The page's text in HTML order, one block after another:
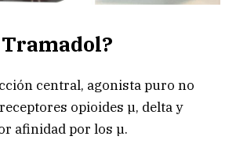
Tramadol?
central, agonista puro no
opioides µ, delta y
afinidad por los µ.